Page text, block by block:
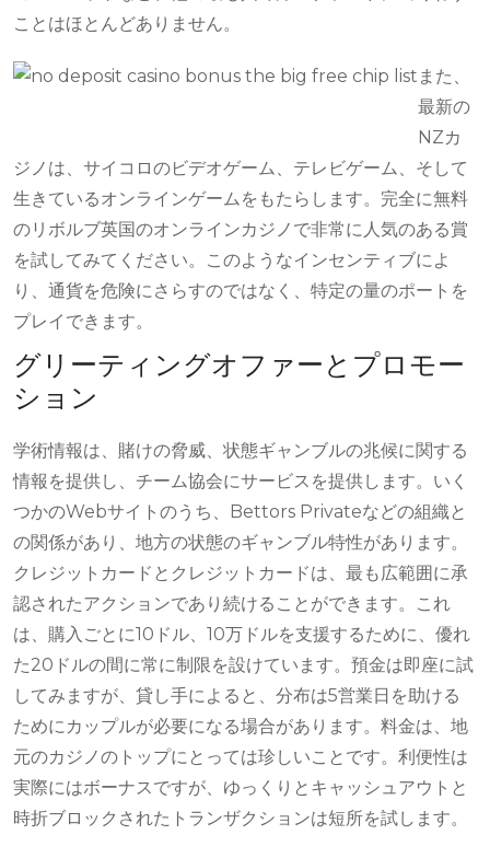
ことはほとんどありません。
また、
最新の
NZカ
ジノは、サイコロのビデオゲーム、テレビゲーム、そして
生きているオンラインゲームをもたらします。完全に無料
のリボルブ英国のオンラインカジノで非常に人気のある賞
を試してみてください。このようなインセンティブによ
り、通貨を危険にさらすのではなく、特定の量のポートを
プレイできます。
グリーティングオファーとプロモー
ション
学術情報は、賭けの脅威、状態ギャンブルの兆候に関する
情報を提供し、チーム協会にサービスを提供します。いく
つかのWebサイトのうち、Bettors Privateなどの組織と
の関係があり、地方の状態のギャンブル特性があります。
クレジットカードとクレジットカードは、最も広範囲に承
認されたアクションであり続けることができます。これ
は、購入ごとに10ドル、10万ドルを支援するために、優れ
た20ドルの間に常に制限を設けています。預金は即座に試
してみますが、貸し手によると、分布は5営業日を助ける
ためにカップルが必要になる場合があります。料金は、地
元のカジノのトップにとっては珍しいことです。利便性は
実際にはボーナスですが、ゆっくりとキャッシュアウトと
時折ブロックされたトランザクションは短所を試します。